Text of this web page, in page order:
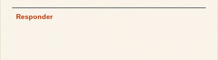
Responder